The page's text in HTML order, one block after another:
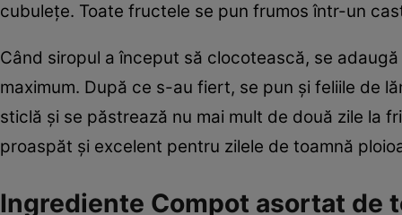
cubuleţe. Toate fructele se pun frumos într-un
Când siropul a început să clocotească, se
maximum. După ce s-au fiert, se pun şi feliile de
sticlă şi se păstrează nu mai mult de două zile la
proaspăt şi excelent pentru zilele de toamnă
Ingrediente Compot asortat de